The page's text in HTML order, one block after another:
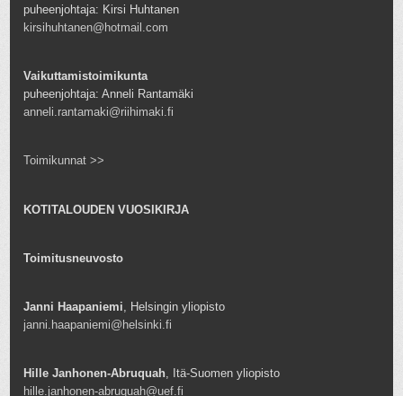
puheenjohtaja: Kirsi Huhtanen
kirsihuhtanen@hotmail.com
Vaikuttamistoimikunta
puheenjohtaja: Anneli Rantamäki
anneli.rantamaki@riihimaki.fi
Toimikunnat >>
KOTITALOUDEN VUOSIKIRJA
Toimitusneuvosto
Janni Haapaniemi , Helsingin yliopisto
janni.haapaniemi@helsinki.fi
Hille Janhonen-Abruquah , Itä-Suomen yliopisto
hille.janhonen-abruquah@uef.fi